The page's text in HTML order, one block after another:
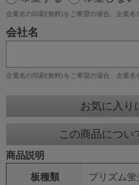
企業名の印刷(無料)をご希望の場合、企業名
会社名
企業名の印刷(無料)をご希望の場合、企業名
お気に入り
この商品につい
商品説明
板種類
プリズム